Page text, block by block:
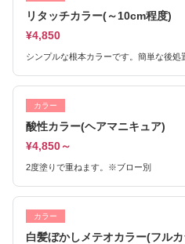
リタッチカラー(～10cm程度)
¥4,850
シンプルな根本カラーです。簡単な後
カラー
酸性カラー(ヘアマニキュア)
¥4,850～
2度塗りで重ねます。※ブロー別
カラー
白髪ぼかしメテオカラー(フル